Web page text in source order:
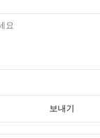
보내기